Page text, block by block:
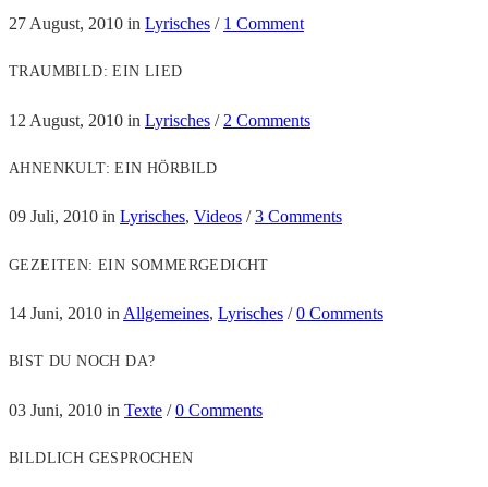
27 August, 2010 in Lyrisches / 1 Comment
TRAUMBILD: EIN LIED
12 August, 2010 in Lyrisches / 2 Comments
AHNENKULT: EIN HÖRBILD
09 Juli, 2010 in Lyrisches, Videos /3 Comments
GEZEITEN: EIN SOMMERGEDICHT
14 Juni, 2010 in Allgemeines, Lyrisches /0 Comments
BIST DU NOCH DA?
03 Juni, 2010 in Texte /0 Comments
BILDLICH GESPROCHEN